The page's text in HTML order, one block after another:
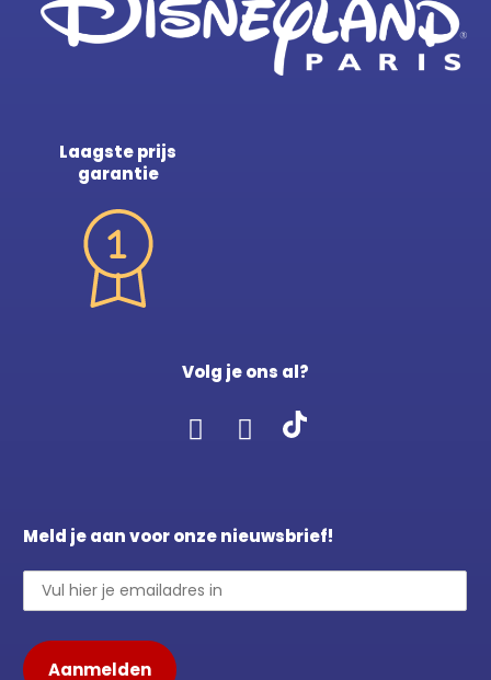
Laagste prijs
garantie
Volg je ons al?
Meld je aan voor onze nieuwsbrief!